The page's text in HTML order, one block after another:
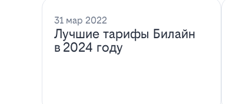
31 мар 2022
Лучшие тарифы Билайн
в 2024 году